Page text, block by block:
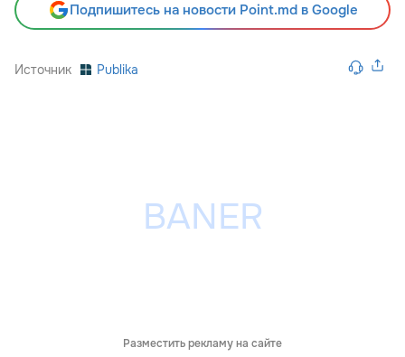
Подпишитесь на новости Point.md в Google
Источник Publika
Разместить рекламу на сайте